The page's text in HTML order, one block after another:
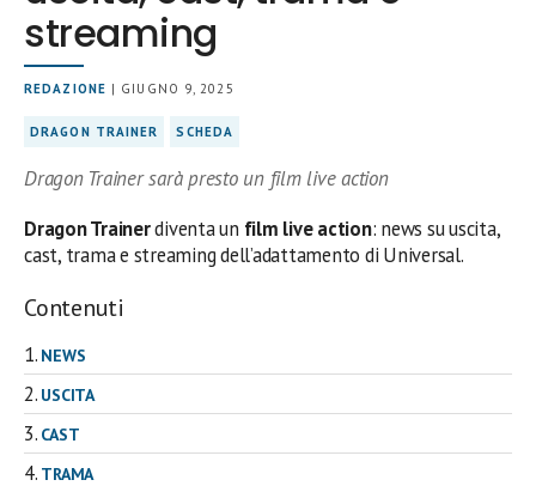
streaming
REDAZIONE | GIUGNO 9, 2025
DRAGON TRAINER SCHEDA
Dragon Trainer sarà presto un film live action
Dragon Trainerdiventa un film live action: news su uscita,
cast, trama e streaming dell’adattamento di Universal.
Contenuti
NEWS
USCITA
CAST
TRAMA